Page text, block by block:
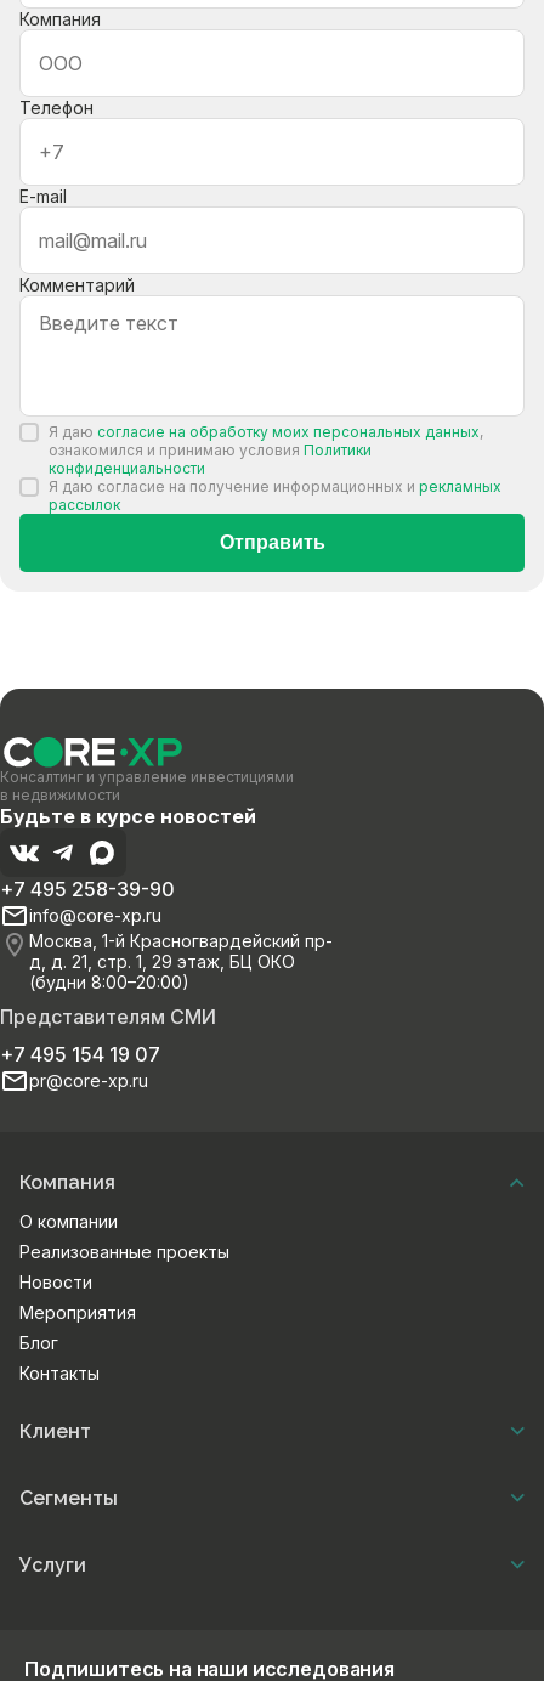
Компания
Телефон
E-mail
Комментарий
Я даю согласие на обработку моих персональных данных,
ознакомился и принимаю условия Политики
конфиденциальности
Я даю согласие на получение информационных и рекламных
рассылок
Отправить
Консалтинг и управление инвестициями
в недвижимости
Будьте в курсе новостей
Представителям СМИ
+7 495 154 19 07
pr@core-xp.ru
+7 495 258-39-90
info@core-xp.ru
Москва, 1-й Красногвардейский пр-
д, д. 21, стр. 1, 29 этаж, БЦ ОКО
(будни 8:00–20:00)
Компания
О компании
Реализованные проекты
Новости
Мероприятия
Блог
Контакты
Клиент
Сегменты
Услуги
Подпишитесь на наши исследования